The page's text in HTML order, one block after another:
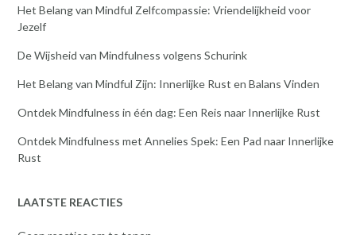
Het Belang van Mindful Zelfcompassie: Vriendelijkheid voor
Jezelf
De Wijsheid van Mindfulness volgens Schurink
Het Belang van Mindful Zijn: Innerlijke Rust en Balans Vinden
Ontdek Mindfulness in één dag: Een Reis naar Innerlijke Rust
Ontdek Mindfulness met Annelies Spek: Een Pad naar Innerlijke
Rust
LAATSTE REACTIES